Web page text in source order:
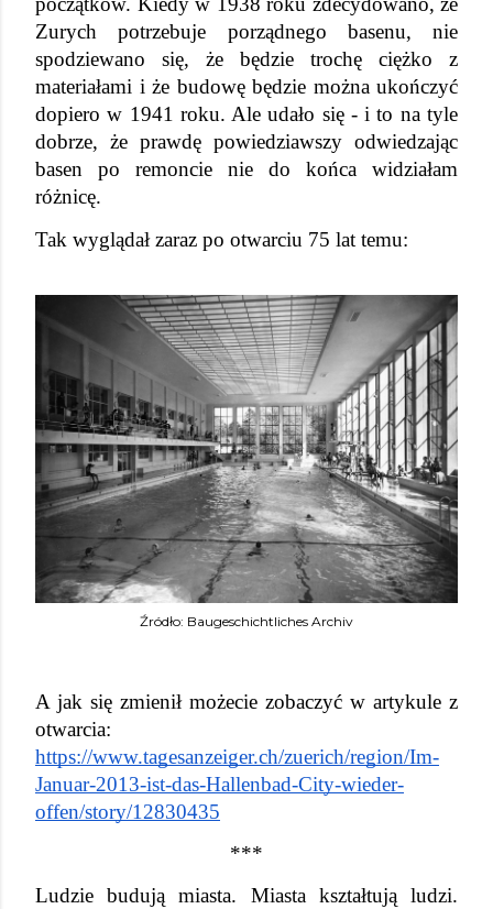
Zurych potrzebuje porządnego basenu, nie
spodziewano się, że będzie trochę ciężko z
materiałami i że budowę będzie można ukończyć
dopiero w 1941 roku. Ale udało się - i to na tyle
dobrze, że prawdę powiedziawszy odwiedzając
basen po remoncie nie do końca widziałam
różnicę.
Tak wyglądał zaraz po otwarciu 75 lat temu:
Źródło: Baugeschichtliches Archiv
A jak się zmienił możecie zobaczyć w artykule z
https://www.tagesanzeiger.ch/zuerich/region/Im-
Januar-2013-ist-das-Hallenbad-City-wieder-
offen/story/12830435
***
Ludzie budują miasta. Miasta kształtują ludzi.